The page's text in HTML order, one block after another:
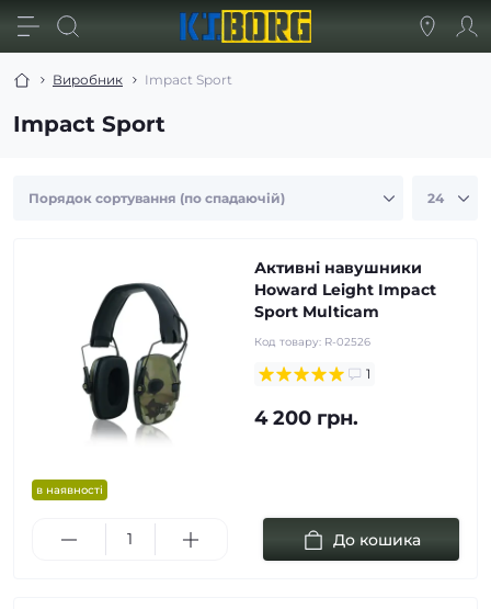
Виробник Impact Sport
Impact Sport
в наявності
Активні навушники
Howard Leight Impact
Sport Multicam
Код товару: R-02526
1
4 200 грн.
До кошика